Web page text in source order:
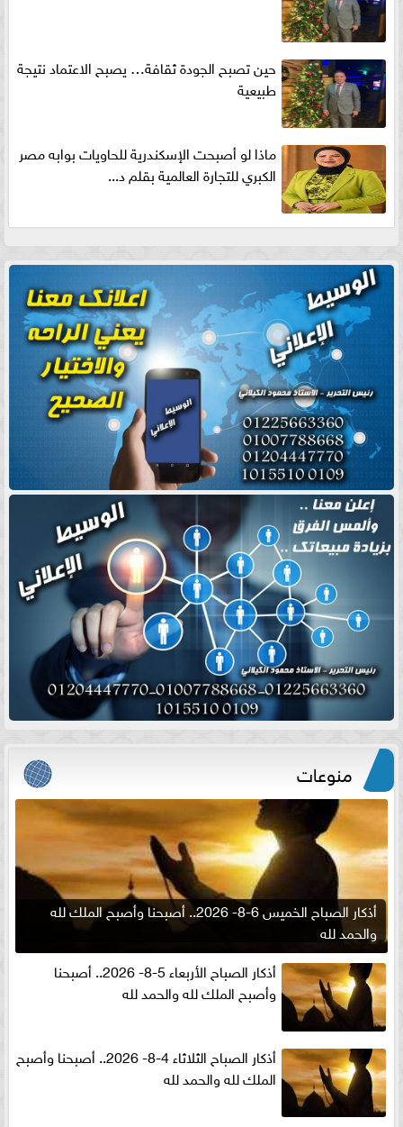
حين تصبح الجودة ثقافة… يصبح الاعتماد نتيجة
طبيعية
ماذا لو أصبحت الإسكندرية للحاويات بوابه مصر
الكبري للتجارة العالمية بقلم د...
منوعات
أذكار الصباح الخميس 6-8- 2026.. أصبحنا وأصبح الملك لله
والحمد لله
أذكار الصباح الأربعاء 5-8- 2026.. أصبحنا
وأصبح الملك لله والحمد لله
أذكار الصباح الثلاثاء 4-8- 2026.. أصبحنا وأصبح
الملك لله والحمد لله